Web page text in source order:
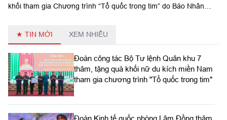
khối tham gia Chương trình “Tổ quốc trong tim” do Báo Nhân
★ TIN MỚI XEM NHIỀU
Đoàn công tác Bộ Tư lệnh Quân khu 7
thăm, tặng quà khối nữ du kích miền Nam
tham gia chương trình "Tổ quốc trong tim"
Đoàn Kinh tế quốc phòng Lâm Đồng thăm,